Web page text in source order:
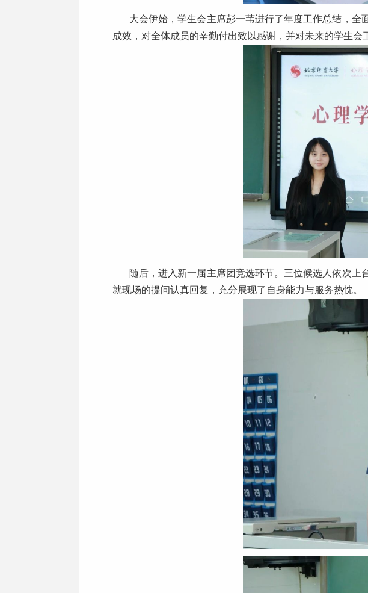
大会伊始，学生会主席彭一苇进行了年度工作总结，
成效，对全体成员的辛勤付出致以感谢，并对未来的学生会
随后，进入新一届主席团竞选环节。三位候选人依次上
就现场的提问认真回复，充分展现了自身能力与服务热忱。